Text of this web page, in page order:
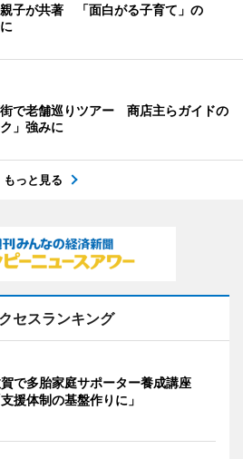
子が共著 「面白がる子育て」の
で老舗巡りツアー 商店主らガイドの
」強みに
もっと見る
セスランキング
で多胎家庭サポーター養成講座
援体制の基盤作りに」